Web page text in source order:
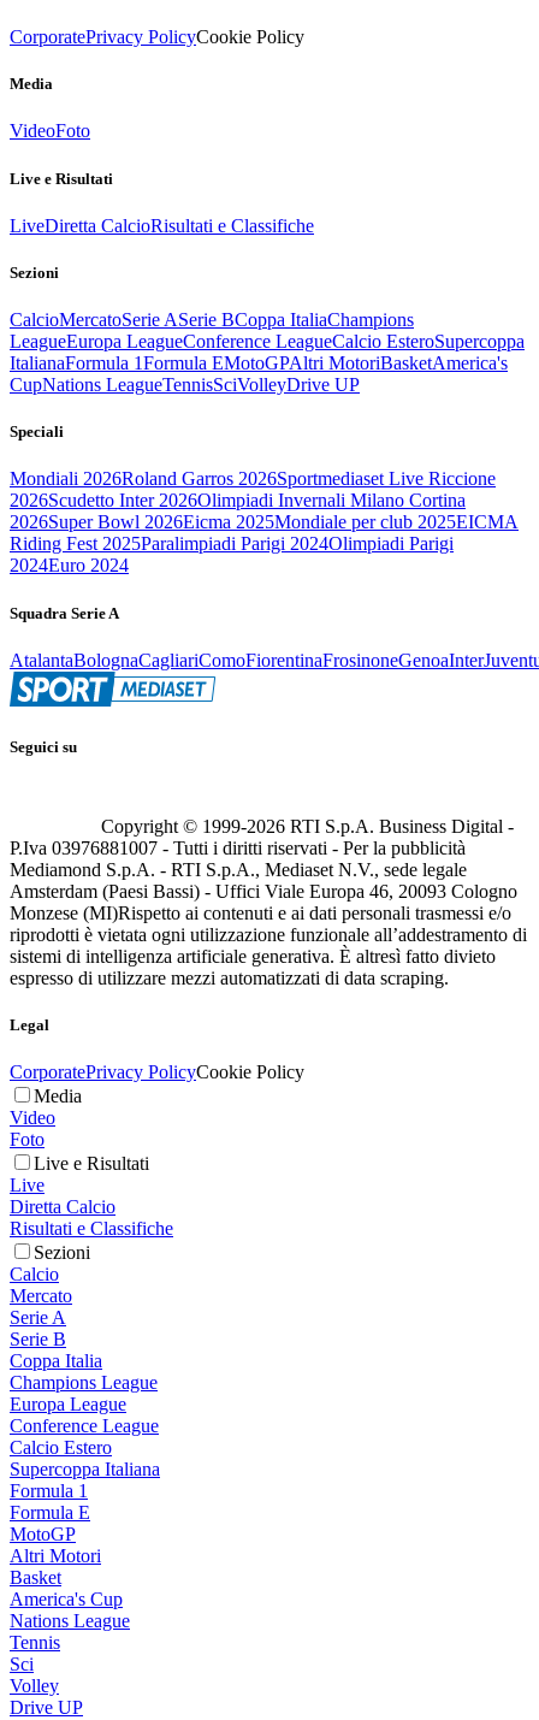
CorporatePrivacy PolicyCookie Policy
Media
VideoFoto
Live e Risultati
LiveDiretta CalcioRisultati e Classifiche
Sezioni
CalcioMercatoSerie ASerie BCoppa ItaliaChampions
LeagueEuropa LeagueConference LeagueCalcio EsteroSupercoppa
ItalianaFormula 1Formula EMotoGPAltri MotoriBasketAmerica's
CupNations LeagueTennisSciVolleyDrive UP
Speciali
Mondiali 2026Roland Garros 2026Sportmediaset Live Riccione
2026Scudetto Inter 2026Olimpiadi Invernali Milano Cortina
2026Super Bowl 2026Eicma 2025Mondiale per club 2025EICMA
Riding Fest 2025Paralimpiadi Parigi 2024Olimpiadi Parigi
2024Euro 2024
Squadra Serie A
AtalantaBolognaCagliariComoFiorentinaFrosinoneGenoaInter
Seguici su
Copyright © 1999-2026 RTI S.p.A. Business Digital -
P.Iva 03976881007 - Tutti i diritti riservati - Per la pubblicità
Mediamond S.p.A. - RTI S.p.A., Mediaset N.V., sede legale
Amsterdam (Paesi Bassi) - Uffici Viale Europa 46, 20093 Cologno
Monzese (MI)Rispetto ai contenuti e ai dati personali trasmessi e/o
riprodotti è vietata ogni utilizzazione funzionale all’addestramento di
sistemi di intelligenza artificiale generativa. È altresì fatto divieto
espresso di utilizzare mezzi automatizzati di data scraping.
Legal
CorporatePrivacy PolicyCookie Policy
Media
Video
Foto
Live e Risultati
Live
Diretta Calcio
Risultati e Classifiche
Sezioni
Calcio
Mercato
Serie A
Serie B
Coppa Italia
Champions League
Europa League
Conference League
Calcio Estero
Supercoppa Italiana
Formula 1
Formula E
MotoGP
Altri Motori
Basket
America's Cup
Nations League
Tennis
Sci
Volley
Drive UP